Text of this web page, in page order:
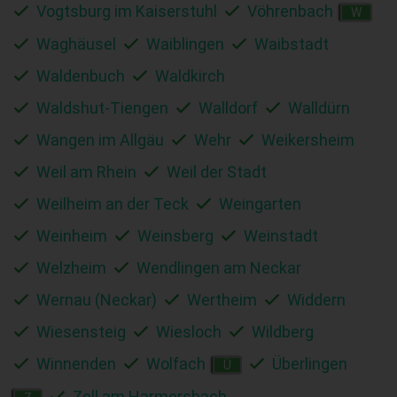
Vogtsburg im Kaiserstuhl
Vöhrenbach W
Waghäusel Waiblingen
Waibstadt
Waldenbuch
Waldkirch
Waldshut-Tiengen
Walldorf
Walldürn
Wangen im Allgäu
Wehr
Weikersheim
Weil am Rhein
Weil der Stadt
Weilheim an der Teck
Weingarten
Weinheim
Weinsberg
Weinstadt
Welzheim
Wendlingen am Neckar
Wernau (Neckar)
Wertheim
Widdern
Wiesensteig
Wiesloch
Wildberg
Winnenden
Wolfach Ü Überlingen